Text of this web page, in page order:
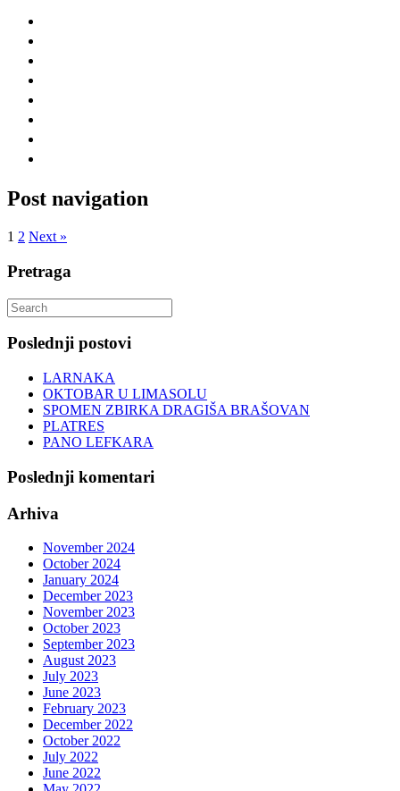
Post navigation
1 2 Next »
Pretraga
Search
for:
Poslednji postovi
LARNAKA
OKTOBAR U LIMASOLU
SPOMEN ZBIRKA DRAGIŠA BRAŠOVAN
PLATRES
PANO LEFKARA
Poslednji komentari
Arhiva
November 2024
October 2024
January 2024
December 2023
November 2023
October 2023
September 2023
August 2023
July 2023
June 2023
February 2023
December 2022
October 2022
July 2022
June 2022